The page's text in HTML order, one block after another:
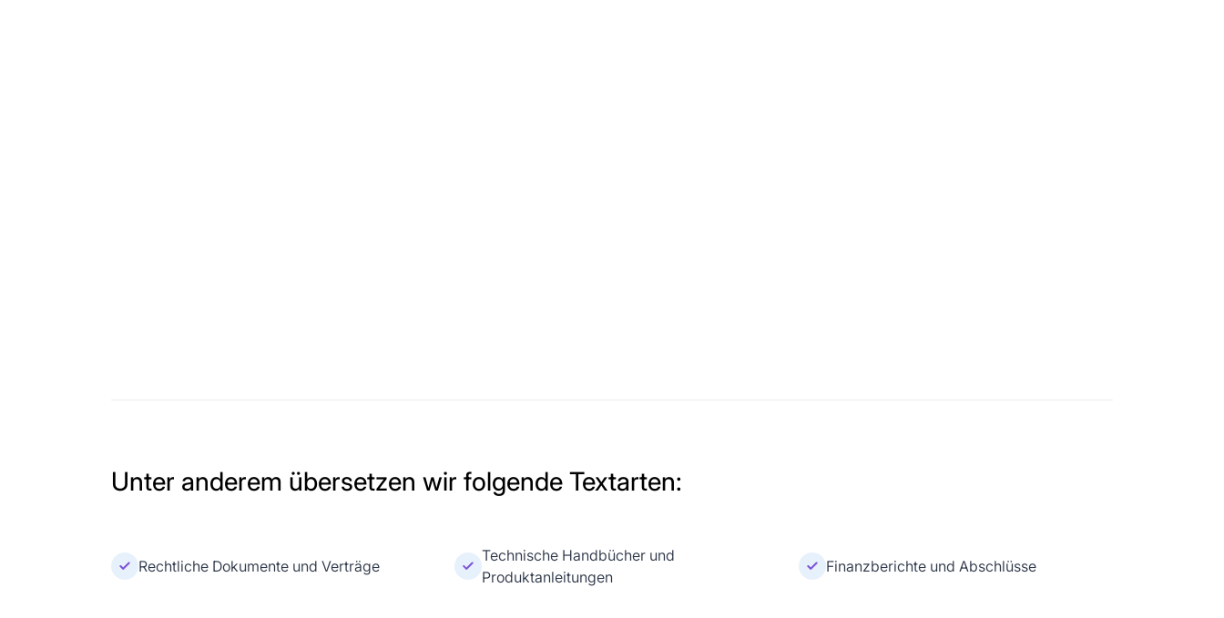
Unter anderem übersetzen wir folgende Textarten:
Rechtliche Dokumente und Verträge
Technische Handbücher und
Produktanleitungen
Finanzberichte und Abschlüsse